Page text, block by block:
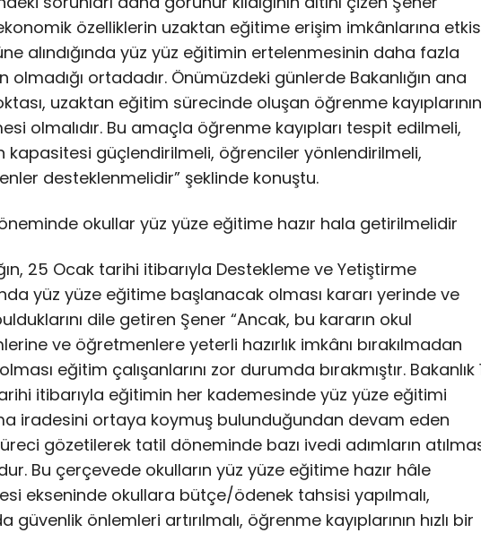
özelliklerin uzaktan eğitime erişim imkânlarına
alındığında yüz yüz eğitimin ertelenmesinin daha fazla
olmadığı ortadadır. Önümüzdeki günlerde Bakanlığın ana
uzaktan eğitim sürecinde oluşan öğrenme kayıplarının
olmalıdır. Bu amaçla öğrenme kayıpları tespit edilmeli,
kapasitesi güçlendirilmeli, öğrenciler yönlendirilmeli,
desteklenmelidir” şeklinde konuştu.
okullar yüz yüze eğitime hazır hala getirilmelidir
25 Ocak tarihi itibarıyla Destekleme ve Yetiştirme
yüz yüze eğitime başlanacak olması kararı yerinde ve
dile getiren Şener “Ancak, bu kararın okul
ve öğretmenlere yeterli hazırlık imkânı bırakılmadan
eğitim çalışanlarını zor durumda bırakmıştır. Bakanlık
itibarıyla eğitimin her kademesinde yüz yüze eğitimi
iradesini ortaya koymuş bulunduğundan devam eden
gözetilerek tatil döneminde bazı ivedi adımların
Bu çerçevede okulların yüz yüze eğitime hazır hâle
ekseninde okullara bütçe/ödenek tahsisi yapılmalı,
güvenlik önlemleri artırılmalı, öğrenme kayıplarının hızlı bir